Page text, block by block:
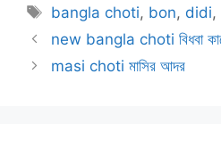
Tags
bangla choti, bon, didi,
new bangla choti বিধবা
masi choti মাসির আদর